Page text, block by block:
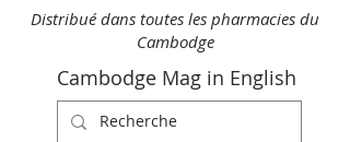
Distribué dans toutes les pharmacies du
Cambodge
Cambodge Mag in English